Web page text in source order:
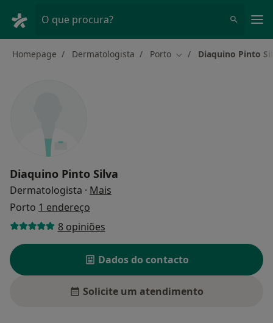
O que procura?
Homepage Dermatologista Porto Mudar de cidade
Diaquino Pinto
Diaquino Pinto Silva
Dermatologista · Mais
Porto 1 endereço
8 opiniões
Dados do contacto
Solicite um atendimento